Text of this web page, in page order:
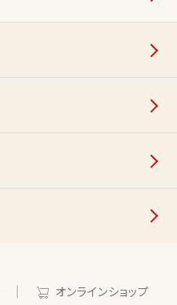
オンラインショップ